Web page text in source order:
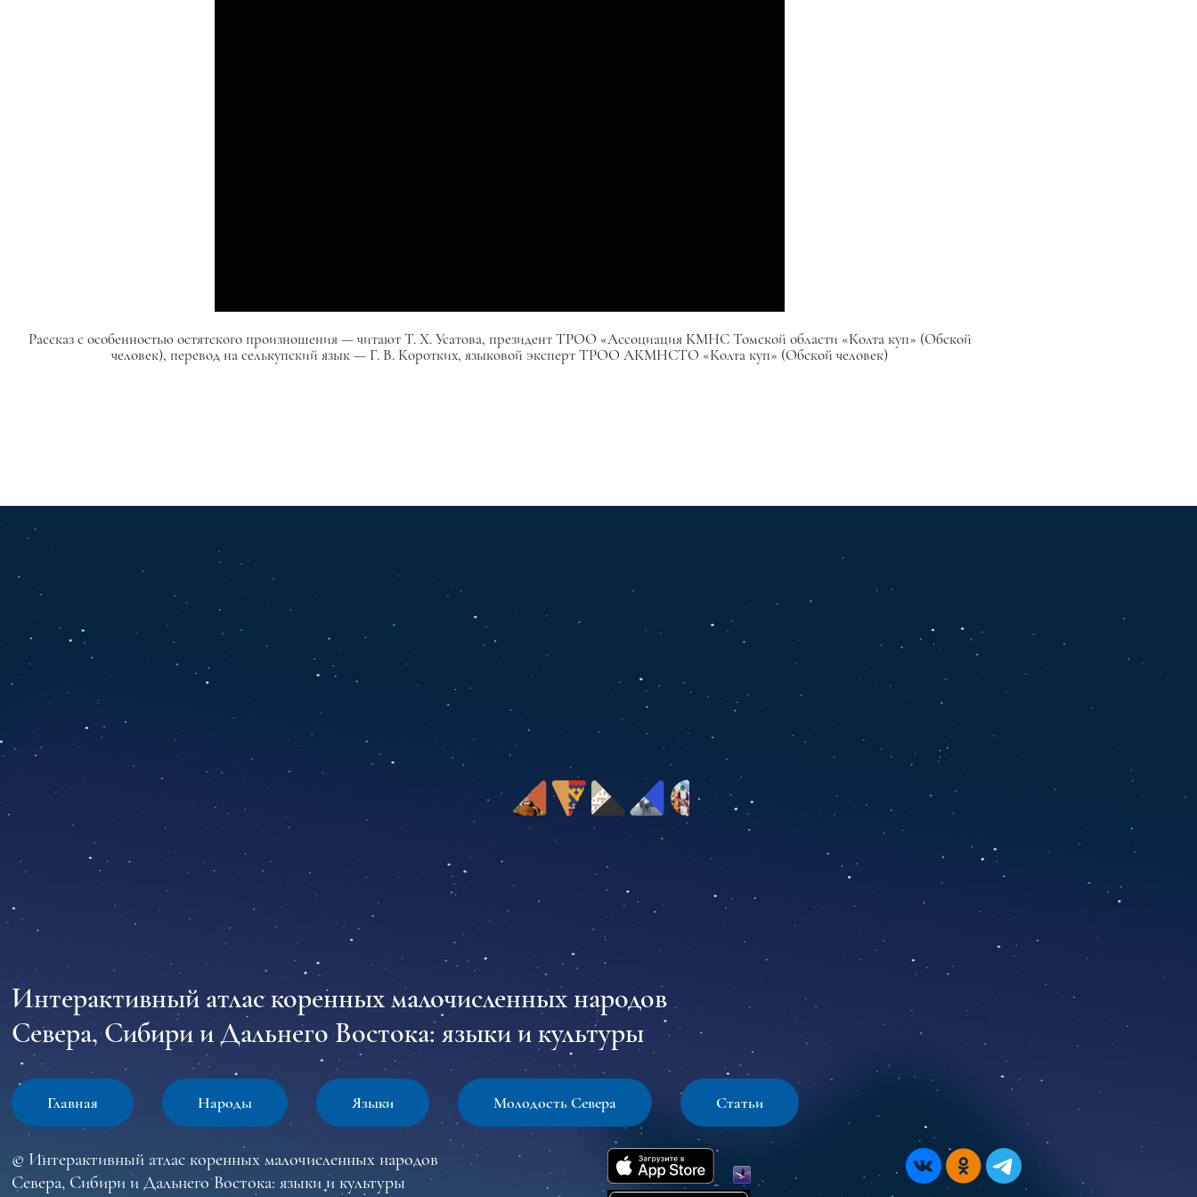
Рассказ с особенностью остятского произношения — читают Т. Х. Усатова, президент ТРОО «Ассоциация КМНС Томской области «Колта куп» (Обской
человек), перевод на селькупский язык — Г. В. Коротких, языковой эксперт ТРОО АКМНСТО «Колта куп» (Обской человек)
Интерактивный атлас коренных малочисленных народов
Севера, Сибири и Дальнего Востока: языки и культуры
Главная Народы Языки Молодость Севера Статьи
© Интерактивный атлас коренных малочисленных народов
Севера, Сибири и Дальнего Востока: языки и культуры